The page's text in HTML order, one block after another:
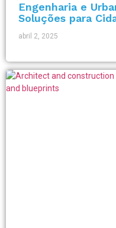
Engenharia e
Soluções para
abril 2, 2025